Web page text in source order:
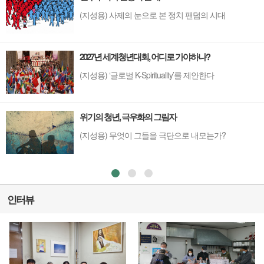
(지성용) 사제의 눈으로 본 정치 팬덤의 시대
2027년 세계청년대회, 어디로 가야하나?
(지성용) ‘글로벌 K-Spirituality’를 제안한다
위기의 청년, 극우화의 그림자
(지성용) 무엇이 그들을 극단으로 내모는가?
인터뷰